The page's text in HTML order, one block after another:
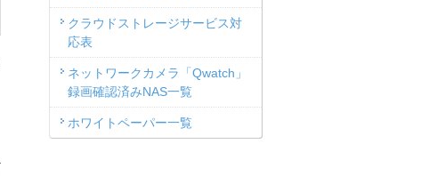
クラウドストレージサービス対
応表
ネットワークカメラ「Qwatch」
録画確認済みNAS一覧
ホワイトペーパー一覧